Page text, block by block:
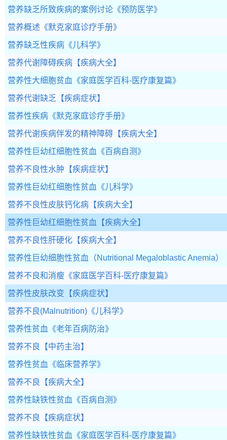
营养缺乏所致疾病的案例讨论 《预防医学》
营养概述 《默克家庭诊疗手册》
营养缺乏性疾病 《儿科学》
营养代谢障碍疾病 【疾病大全】
营养性大细胞贫血 《家庭医学百科-医疗康复篇》
营养代谢缺乏 【疾病症状】
营养性疾病 《默克家庭诊疗手册》
营养代谢疾病伴发的精神障碍 【疾病大全】
营养性巨幼红细胞性贫血 《百病自测》
营养不良性水肿 【疾病症状】
营养性巨幼红细胞性贫血 《儿科学》
营养不良性皮肤钙化病 【疾病大全】
营养性巨幼红细胞性贫血 【疾病大全】
营养不良性肝硬化 【疾病大全】
营养性巨幼细胞性贫血（Nutritional Megaloblastic Anemia）
营养不良和消瘦 《家庭医学百科-医疗康复篇》
营养性皮肤改变 【疾病症状】
营养不良(Malnutrition) 《儿科学》
营养性贫血 《老年百病防治》
营养不良 【中药主治】
营养性贫血 《临床营养学》
营养不良 【疾病大全】
营养性缺铁性贫血 《百病自测》
营养不良 【疾病症状】
营养性缺铁性贫血 《家庭医学百科-医疗康复篇》